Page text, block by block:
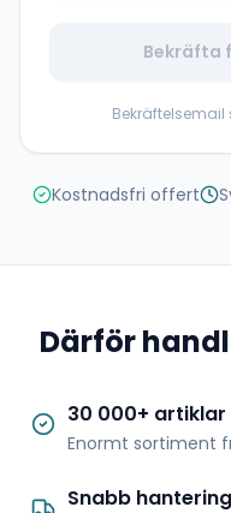
Bekräfta
Kostnadsfri offert
Därför
30 000+ artiklar
Enormt sortiment
Snabb hantering